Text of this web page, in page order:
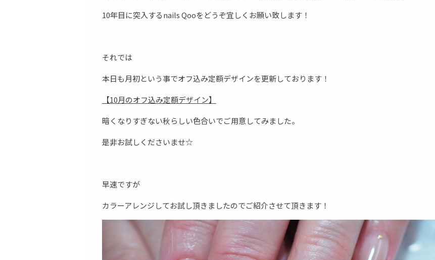
10年目に突入するnails Qooをどうぞ宜しくお願い致します！
それでは
本日も月初という事でオフ込み定額デザインを更新しております！
【10月のオフ込み定額デザイン】
暗くなりすぎない秋らしい色合いでご用意してみました。
是非お試しくださいませ☆
早速ですが
カラーアレンジしてお試し頂きましたのでご紹介させて頂きます！